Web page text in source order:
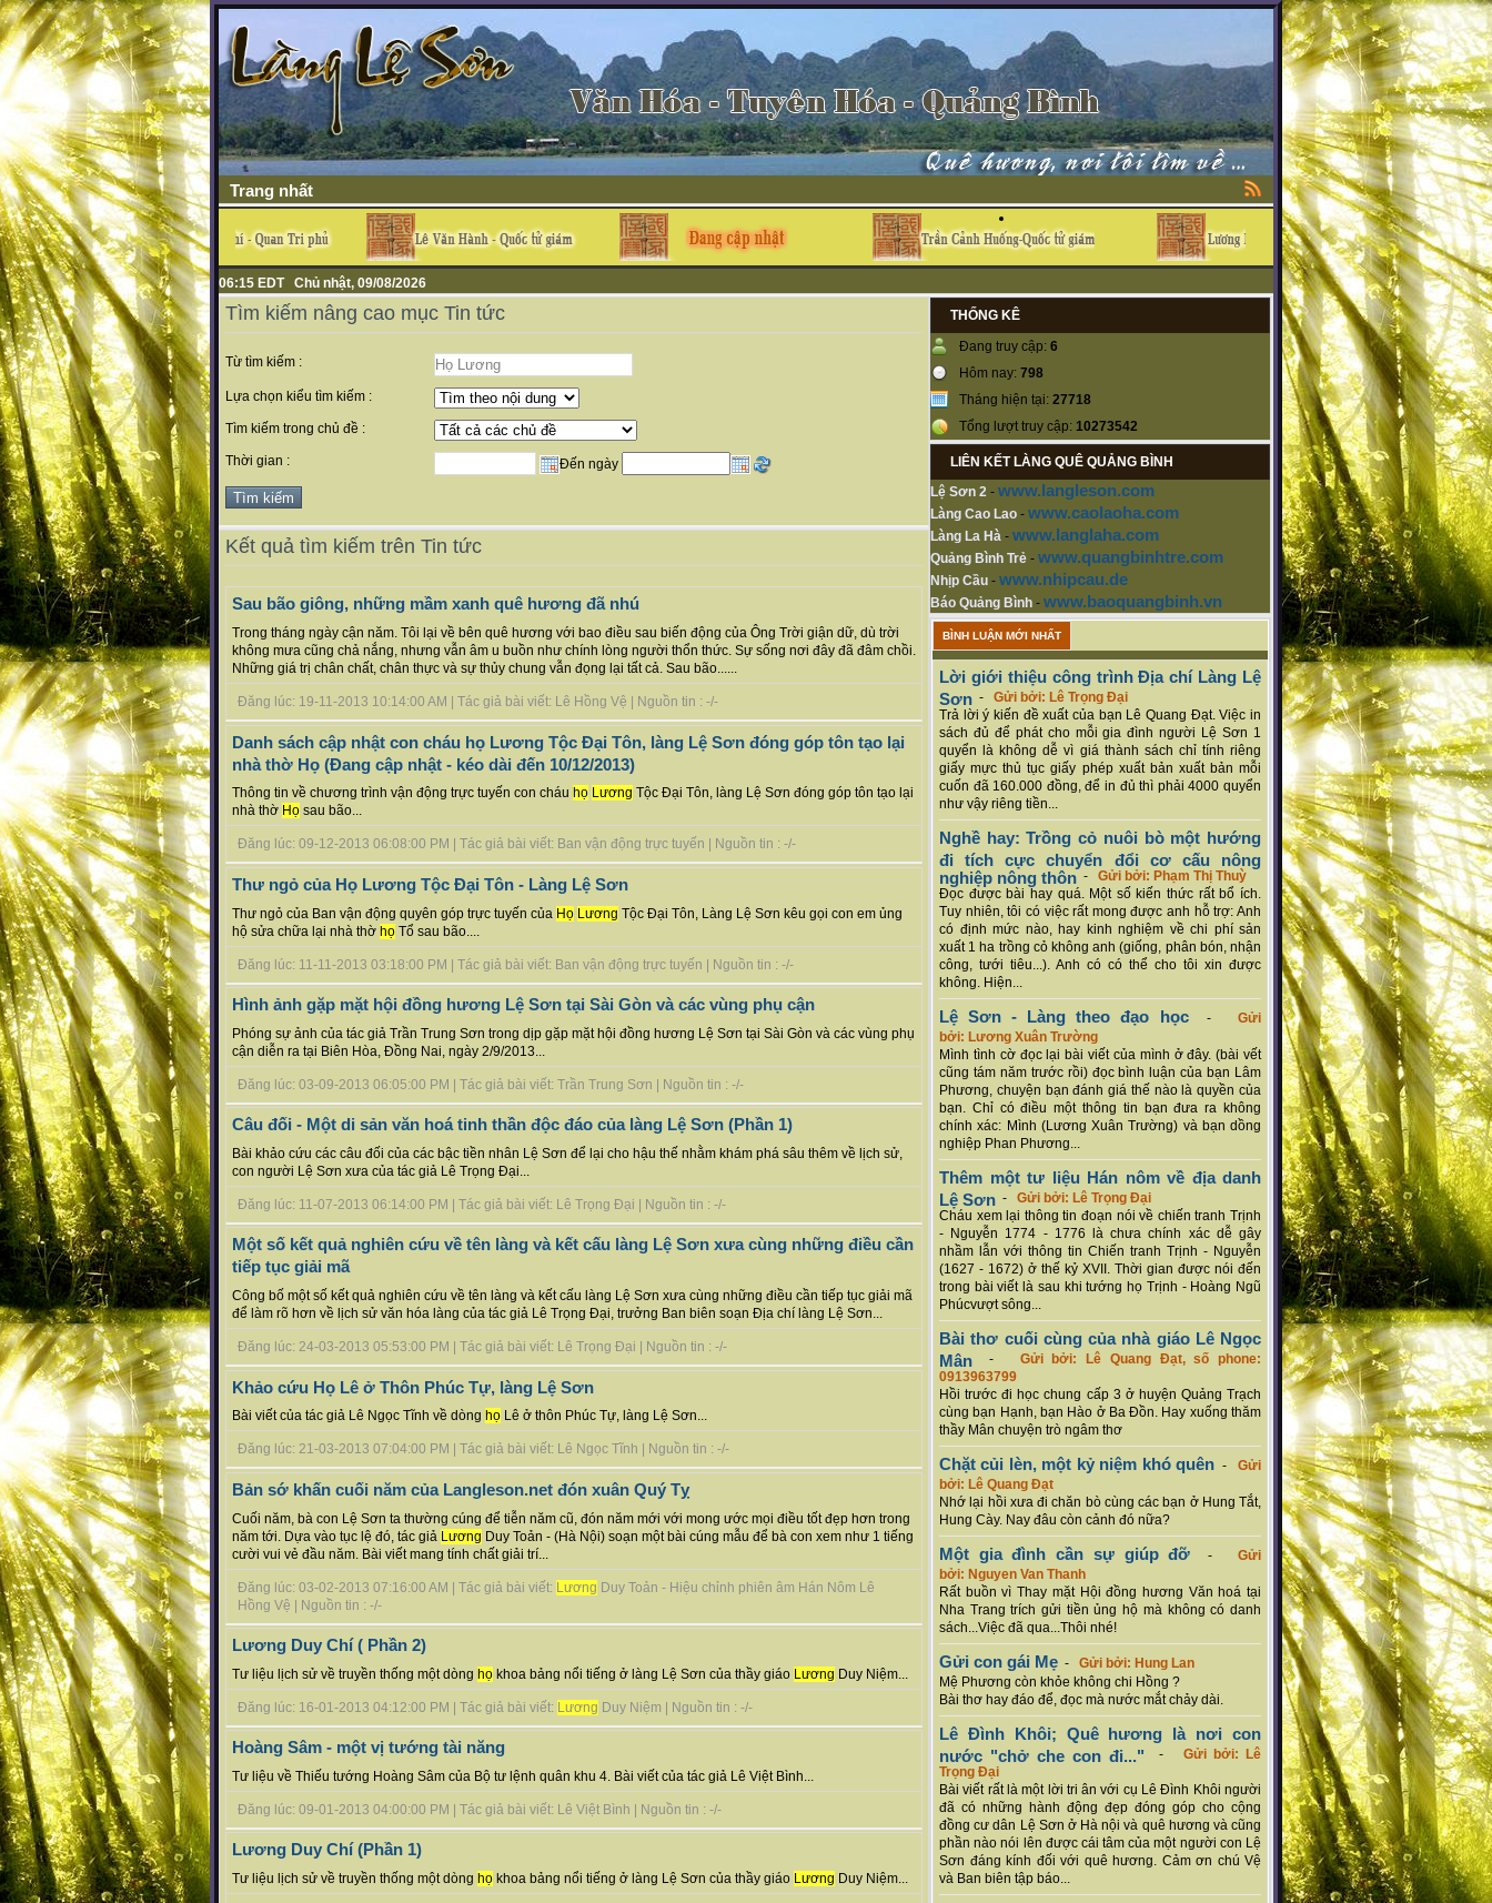
Trang nhất
06:15 EDT Chủ nhật, 09/08/2026
Tìm kiếm nâng cao mục Tin tức
Từ tìm kiếm :
Lựa chọn kiểu tìm kiếm :
Tìm kiếm trong chủ đề :
Thời gian : Đến ngày
Kết quả tìm kiếm trên Tin tức
Sau bão giông, những mầm xanh quê hương đã nhú
Trong tháng ngày cận năm. Tôi lại về bên quê hương với bao điều sau biến động của Ông Trời giận dữ, dù trời
không mưa cũng chả nắng, nhưng vẫn âm u buồn như chính lòng người thổn thức. Sự sống nơi đây đã đâm chồi.
Những giá trị chân chất, chân thực và sự thủy chung vẫn đọng lại tất cả. Sau bão......
Đăng lúc: 19-11-2013 10:14:00 AM | Tác giả bài viết: Lê Hồng Vệ | Nguồn tin : -/-
Danh sách cập nhật con cháu họ Lương Tộc Đại Tôn, làng Lệ Sơn đóng góp tôn tạo lại
nhà thờ Họ (Đang cập nhật - kéo dài đến 10/12/2013)
Thông tin về chương trình vận động trực tuyến con cháu họ Lương Tộc Đại Tôn, làng Lệ Sơn đóng góp tôn tạo lại
nhà thờ Họ sau bão...
Đăng lúc: 09-12-2013 06:08:00 PM | Tác giả bài viết: Ban vận động trực tuyến | Nguồn tin : -/-
Thư ngỏ của Họ Lương Tộc Đại Tôn - Làng Lệ Sơn
Thư ngỏ của Ban vận động quyên góp trực tuyến của Họ Lương Tộc Đại Tôn, Làng Lệ Sơn kêu gọi con em ủng
hộ sửa chữa lại nhà thờ họ Tổ sau bão....
Đăng lúc: 11-11-2013 03:18:00 PM | Tác giả bài viết: Ban vận động trực tuyến | Nguồn tin : -/-
Hình ảnh gặp mặt hội đồng hương Lệ Sơn tại Sài Gòn và các vùng phụ cận
Phóng sự ảnh của tác giả Trần Trung Sơn trong dịp gặp mặt hội đồng hương Lệ Sơn tại Sài Gòn và các vùng phụ
cận diễn ra tại Biên Hòa, Đồng Nai, ngày 2/9/2013...
Đăng lúc: 03-09-2013 06:05:00 PM | Tác giả bài viết: Trần Trung Sơn | Nguồn tin : -/-
Câu đối - Một di sản văn hoá tinh thần độc đáo của làng Lệ Sơn (Phần 1)
Bài khảo cứu các câu đối của các bậc tiền nhân Lệ Sơn để lại cho hậu thế nhằm khám phá sâu thêm về lịch sử,
con người Lệ Sơn xưa của tác giả Lê Trọng Đại...
Đăng lúc: 11-07-2013 06:14:00 PM | Tác giả bài viết: Lê Trọng Đại | Nguồn tin : -/-
Một số kết quả nghiên cứu về tên làng và kết cấu làng Lệ Sơn xưa cùng những điều cần
tiếp tục giải mã
Công bố một số kết quả nghiên cứu về tên làng và kết cấu làng Lệ Sơn xưa cùng những điều cần tiếp tục giải mã
để làm rõ hơn về lịch sử văn hóa làng của tác giả Lê Trọng Đại, trưởng Ban biên soạn Địa chí làng Lệ Sơn...
Đăng lúc: 24-03-2013 05:53:00 PM | Tác giả bài viết: Lê Trọng Đại | Nguồn tin : -/-
Khảo cứu Họ Lê ở Thôn Phúc Tự, làng Lệ Sơn
Bài viết của tác giả Lê Ngọc Tĩnh về dòng họ Lê ở thôn Phúc Tự, làng Lệ Sơn...
Đăng lúc: 21-03-2013 07:04:00 PM | Tác giả bài viết: Lê Ngọc Tĩnh | Nguồn tin : -/-
Bản sớ khấn cuối năm của Langleson.net đón xuân Quý Tỵ
Cuối năm, bà con Lệ Sơn ta thường cúng để tiễn năm cũ, đón năm mới với mong ước mọi điều tốt đẹp hơn trong
năm tới. Dựa vào tục lệ đó, tác giả Lương Duy Toản - (Hà Nội) soạn một bài cúng mẫu để bà con xem như 1 tiếng
cười vui vẻ đầu năm. Bài viết mang tính chất giải trí...
Đăng lúc: 03-02-2013 07:16:00 AM | Tác giả bài viết: Lương Duy Toản - Hiệu chỉnh phiên âm Hán Nôm Lê
Hồng Vệ | Nguồn tin : -/-
Lương Duy Chí ( Phần 2)
Tư liệu lịch sử về truyền thống một dòng họ khoa bảng nổi tiếng ở làng Lệ Sơn của thầy giáo Lương Duy Niệm...
Đăng lúc: 16-01-2013 04:12:00 PM | Tác giả bài viết: Lương Duy Niệm | Nguồn tin : -/-
Hoàng Sâm - một vị tướng tài năng
Tư liệu về Thiếu tướng Hoàng Sâm của Bộ tư lệnh quân khu 4. Bài viết của tác giả Lê Việt Bình...
Đăng lúc: 09-01-2013 04:00:00 PM | Tác giả bài viết: Lê Việt Bình | Nguồn tin : -/-
Lương Duy Chí (Phần 1)
Tư liệu lịch sử về truyền thống một dòng họ khoa bảng nổi tiếng ở làng Lệ Sơn của thầy giáo Lương Duy Niệm...
THỐNG KÊ
Đang truy cập: 6
Hôm nay: 798
Tháng hiện tại: 27718
Tổng lượt truy cập: 10273542
LIÊN KẾT LÀNG QUÊ QUẢNG BÌNH
Lệ Sơn 2 - www.langleson.com
Làng Cao Lao - www.caolaoha.com
Làng La Hà - www.langlaha.com
Quảng Bình Trẻ - www.quangbinhtre.com
Nhịp Cầu - www.nhipcau.de
Báo Quảng Bình - www.baoquangbinh.vn
BÌNH LUẬN MỚI NHẤT
Lời giới thiệu công trình Địa chí Làng Lệ
Sơn - Gửi bởi: Lê Trọng Đại
Trả lời ý kiến đề xuất của bạn Lê Quang Đạt. Việc in
sách đủ để phát cho mỗi gia đình người Lệ Sơn 1
quyển là không dễ vì giá thành sách chỉ tính riêng
giấy mực thủ tục giấy phép xuất bản xuất bản mỗi
cuốn đã 160.000 đồng, để in đủ thì phải 4000 quyển
như vậy riêng tiền...
Nghề hay: Trồng cỏ nuôi bò một hướng
đi tích cực chuyển đổi cơ cấu nông
nghiệp nông thôn - Gửi bởi: Phạm Thị Thuỳ
Đọc được bài hay quá. Một số kiến thức rất bổ ích.
Tuy nhiên, tôi có việc rất mong được anh hỗ trợ: Anh
có định mức nào, hay kinh nghiệm về chi phí sản
xuất 1 ha trồng cỏ không anh (giống, phân bón, nhận
công, tưới tiêu...). Anh có có thể cho tôi xin được
không. Hiện...
Lệ Sơn - Làng theo đạo học-Gửi
bởi: Lương Xuân Trường
Mình tình cờ đọc lại bài viết của mình ở đây. (bài vết
cũng tám năm trước rồi) đọc bình luận của bạn Lâm
Phương, chuyện bạn đánh giá thế nào là quyền của
bạn. Chỉ có điều một thông tin bạn đưa ra không
chính xác: Mình (Lương Xuân Trường) và bạn dồng
nghiệp Phan Phương...
Thêm một tư liệu Hán nôm về địa danh
Lệ Sơn - Gửi bởi: Lê Trọng Đại
Cháu xem lại thông tin đoạn nói về chiến tranh Trịnh
- Nguyễn 1774 - 1776 là chưa chính xác dễ gây
nhầm lẫn với thông tin Chiến tranh Trịnh - Nguyễn
(1627 - 1672) ở thế kỷ XVII. Thời gian được nói đến
trong bài viết là sau khi tướng họ Trịnh - Hoàng Ngũ
Phúcvượt sông...
Bài thơ cuối cùng của nhà giáo Lê Ngọc
Mân - Gửi bởi: Lê Quang Đạt, số phone:
0913963799
Hồi trước đi học chung cấp 3 ở huyện Quảng Trạch
cùng bạn Hạnh, bạn Hào ở Ba Đồn. Hay xuống thăm
thầy Mân chuyện trò ngâm thơ
Chặt củi lèn, một kỷ niệm khó quên-Gửi
bởi: Lê Quang Đạt
Nhớ lại hồi xưa đi chăn bò cùng các bạn ở Hung Tắt,
Hung Cày. Nay đâu còn cảnh đó nữa?
Một gia đình cần sự giúp đỡ -Gửi
bởi: Nguyen Van Thanh
Rất buồn vì Thay mặt Hội đồng hương Văn hoá tại
Nha Trang trích gửi tiền ủng hộ mà không có danh
sách...Việc đã qua...Thôi nhé!
Gửi con gái Mẹ - Gửi bởi: Hung Lan
Mệ Phương còn khỏe không chi Hồng ?
Bài thơ hay đáo để, đọc mà nước mắt chảy dài.
Lê Đình Khôi; Quê hương là nơi con
nước "chở che con đi..." - Gửi bởi: Lê
Trọng Đại
Bài viết rất là một lời tri ân với cụ Lê Đình Khôi người
đã có những hành động đẹp đóng góp cho cộng
đồng cư dân Lệ Sơn ở Hà nội và quê hương và cũng
phần nào nói lên được cái tâm của một người con Lệ
Sơn đáng kính đối với quê hương. Cảm ơn chú Vệ
và Ban biên tập báo...